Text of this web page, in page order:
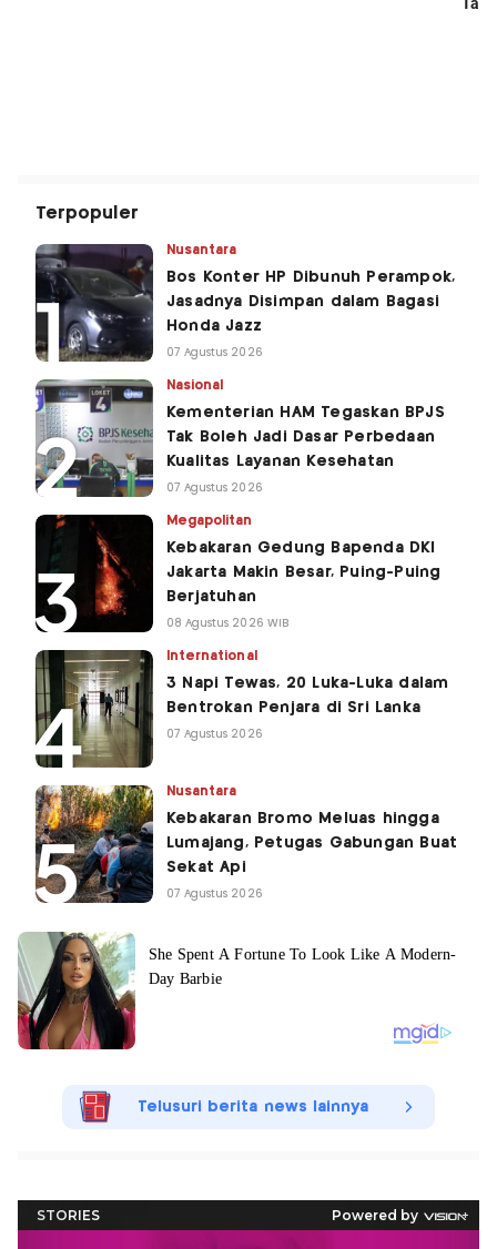
Terpopuler
Nusantara
Bos Konter HP Dibunuh Perampok,
Jasadnya Disimpan dalam Bagasi
Honda Jazz
07 Agustus 2026
Nasional
Kementerian HAM Tegaskan BPJS
Tak Boleh Jadi Dasar Perbedaan
Kualitas Layanan Kesehatan
07 Agustus 2026
Megapolitan
Kebakaran Gedung Bapenda DKI
Jakarta Makin Besar, Puing-Puing
Berjatuhan
08 Agustus 2026 WIB
International
3 Napi Tewas, 20 Luka-Luka dalam
Bentrokan Penjara di Sri Lanka
07 Agustus 2026
Nusantara
Kebakaran Bromo Meluas hingga
Lumajang, Petugas Gabungan Buat
Sekat Api
07 Agustus 2026
Telusuri berita news lainnya